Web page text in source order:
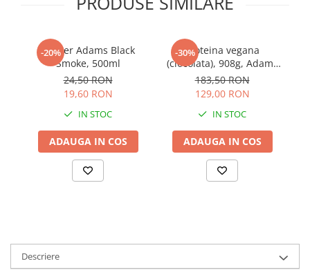
Tulburari hormonale
-20%
Shaker Adams Black
Smoke, 500ml
24,50 RON
19,60 RON
IN STOC
ADAUGA IN COS
-30%Proteina vegana
(ciocolata), 908g, Adams
Supplements
183,50 RON
129,00 RON
IN STOC
ADAUGA IN COS
Descriere